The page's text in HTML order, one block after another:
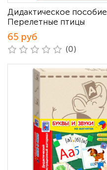
Дидактическое пособие
Перелетные птицы
65 руб
(0)